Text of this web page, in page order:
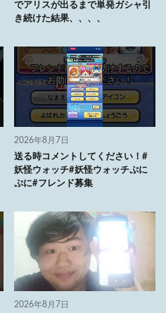
でアリスが出るまで単発ガシャ引
き続けた結果、、、、
2026年8月7日
送る時コメントしてください！#
妖怪ウォッチ#妖怪ウォッチぷに
ぷに#フレンド募集
2026年8月7日